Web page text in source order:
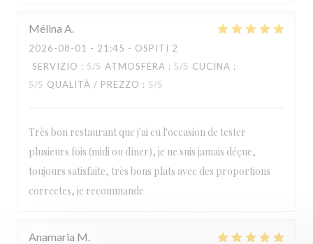
Mélina A
2026-08-01 - 21:45 - OSPITI 2
SERVIZIO : 5/5 ATMOSFERA : 5/5 CUCINA :
5/5 QUALITÀ / PREZZO : 5/5
Très bon restaurant que j'ai eu l'occasion de tester
plusieurs fois (midi ou dîner), je ne suis jamais déçue,
toujours satisfaite, très bons plats avec des proportions
correctes, je recommande
Anamaria M